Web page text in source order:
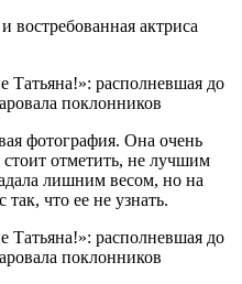
востребованная актриса
фотография. Она очень
отметить, не лучшим
лишним весом, но на
что ее не узнать.